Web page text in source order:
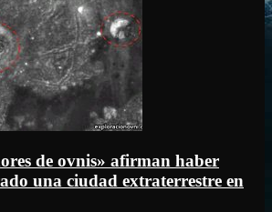
de ovnis» afirman haber
una ciudad extraterrestre en